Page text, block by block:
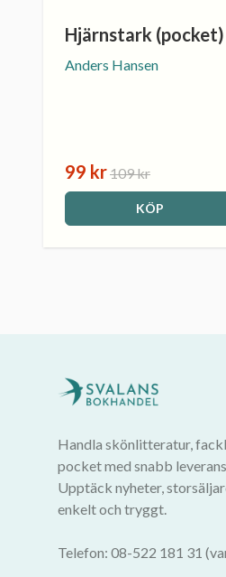
Hjärnstark (pocket)
Anders Hansen
99 kr109 kr
KÖP
Handla skönlitteratur,
pocket med snabb
Upptäck nyheter,
enkelt och tryggt.
Telefon: 08-522 181 31